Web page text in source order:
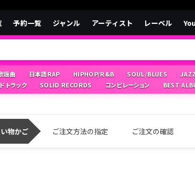
予約一覧 ジャンル アーティスト レーベル
謡曲 日本語RAP HIPHOP/R&B SOUL/BLUES
トラック
SOLID RECORDS コンピレーション BEST
物かご ご注文方法の指定 ご注文の確認